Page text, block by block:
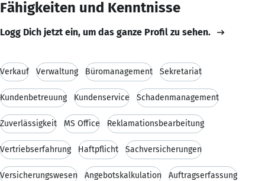
Fähigkeiten und Kenntnisse
Logg Dich jetzt ein, um das ganze Profil zu sehen.
Verkauf Verwaltung Büromanagement Sekretariat
Kundenbetreuung Kundenservice Schadenmanagement
Zuverlässigkeit MS Office Reklamationsbearbeitung
Vertriebserfahrung Haftpflicht Sachversicherungen
Versicherungswesen Angebotskalkulation Auftragserfassung